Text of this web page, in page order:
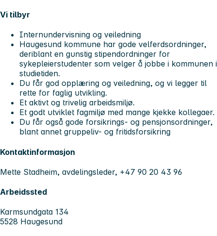
Vi tilbyr
Internundervisning og veiledning
Haugesund kommune har gode velferdsordninger,
deriblant en gunstig stipendordninger for
sykepleierstudenter som velger å jobbe i kommunen i
studietiden.
Du får god opplæring og veiledning, og vi legger til
rette for faglig utvikling.
Et aktivt og trivelig arbeidsmiljø.
Et godt utviklet fagmiljø med mange kjekke kollegaer.
Du får også gode forsikrings- og pensjonsordninger,
blant annet gruppeliv- og fritidsforsikring
Kontaktinformasjon
Mette Stadheim, avdelingsleder, +47 90 20 43 96
Arbeidssted
Karmsundgata 134
5528 Haugesund